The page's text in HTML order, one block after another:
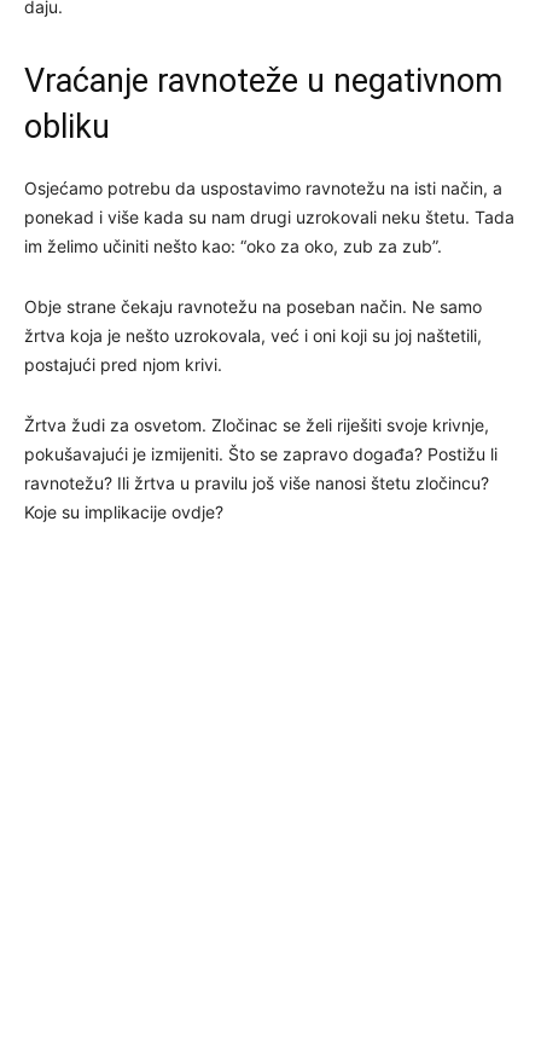
daju.
Vraćanje ravnoteže u negativnom
obliku
Osjećamo potrebu da uspostavimo ravnotežu na isti način, a
ponekad i više kada su nam drugi uzrokovali neku štetu. Tada
im želimo učiniti nešto kao: “oko za oko, zub za zub”.
Obje strane čekaju ravnotežu na poseban način. Ne samo
žrtva koja je nešto uzrokovala, već i oni koji su joj naštetili,
postajući pred njom krivi.
Žrtva žudi za osvetom. Zločinac se želi riješiti svoje krivnje,
pokušavajući je izmijeniti. Što se zapravo događa? Postižu li
ravnotežu? Ili žrtva u pravilu još više nanosi štetu zločincu?
Koje su implikacije ovdje?